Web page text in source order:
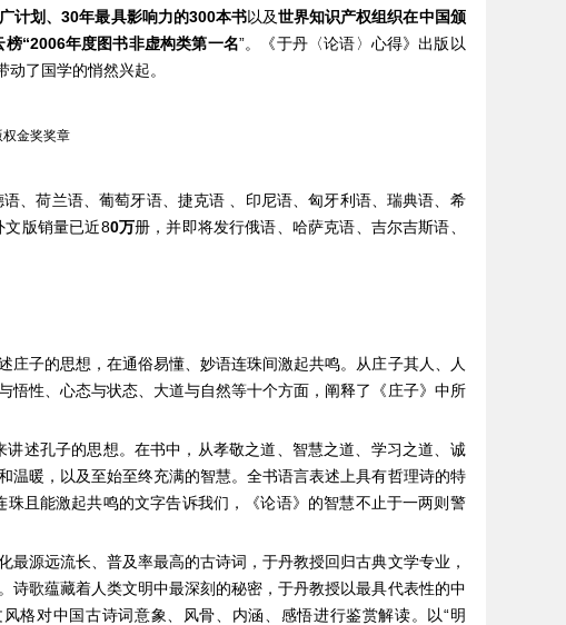
计划、30年最具影响力的300本书以及世界知识产权组织在中国颁
榜“2006年度图书非虚构类第一名”。《于丹〈论语〉心得》出版以
动了国学的悄然兴起。
金奖奖章
语、荷兰语、葡萄牙语、捷克语 、印尼语、匈牙利语、瑞典语、希
文版销量已近80万册，并即将发行俄语、哈萨克语、吉尔吉斯语、
庄子的思想，在通俗易懂、妙语连珠间激起共鸣。从庄子其人、人
性、心态与状态、大道与自然等十个方面，阐释了《庄子》中所
述孔子的思想。在书中，从孝敬之道、智慧之道、学习之道、诚
暖，以及至始至终充满的智慧。全书语言表述上具有哲理诗的特
且能激起共鸣的文字告诉我们，《论语》的智慧不止于一两则警
最源远流长、普及率最高的古诗词，于丹教授回归古典文学专业，
歌蕴藏着人类文明中最深刻的秘密，于丹教授以最具代表性的中
格对中国古诗词意象、风骨、内涵、感悟进行鉴赏解读。以“明